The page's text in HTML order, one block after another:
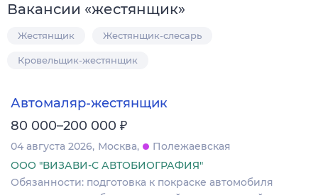
Вакансии «жестянщик»
Жестянщик Жестянщик-слесарь
Кровельщик-жестянщик
Автомаляр-жестянщик
80 000–200 000 ₽
04 августа 2026 Москва
Полежаевская
ООО "ВИЗАВИ-С АВТОБИОГРАФИЯ"
Обязанности: подготовка к покраске автомобиля